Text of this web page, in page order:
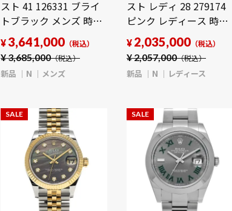
スト 41 126331 ブライ
トブラック メンズ 時計
【新品】
【wristwatch】
¥3,685,000（税込）
¥ 3,641,000 （税込）
新品 N メンズ
スト レディ 28 279174
ピンク レディース 時計
【新品】
【wristwatch】
¥2,057,000（税込）
¥ 2,035,000 （税込）
新品 N レディース
SALE SALE